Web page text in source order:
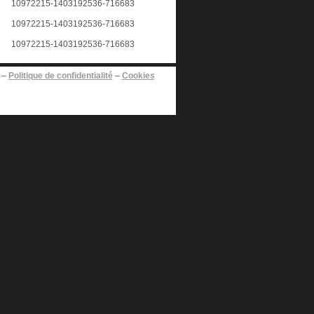
Politique de confidentialité – Cookies